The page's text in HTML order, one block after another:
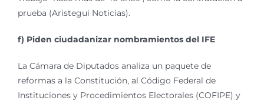
prueba (Aristegui Noticias).
f) Piden ciudadanizar nombramientos del IFE
La Cámara de Diputados analiza un paquete de
reformas a la Constitución, al Código Federal de
Instituciones y Procedimientos Electorales (COFIPE) y